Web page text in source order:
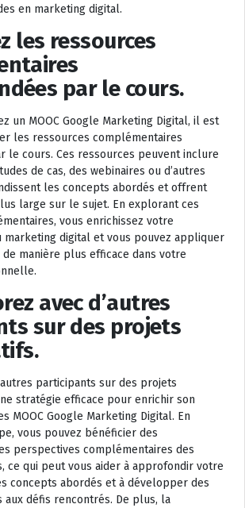
en marketing digital.
les ressources
par le cours.
un MOOC Google Marketing Digital, il est
les ressources complémentaires
le cours. Ces ressources peuvent inclure
de cas, des webinaires ou d’autres
les concepts abordés et offrent
large sur le sujet. En explorant ces
vous enrichissez votre
marketing digital et vous pouvez appliquer
de manière plus efficace dans votre
avec d’autres
sur des projets
participants sur des projets
stratégie efficace pour enrichir son
MOOC Google Marketing Digital. En
vous pouvez bénéficier des
perspectives complémentaires des
ce qui peut vous aider à approfondir votre
concepts abordés et à développer des
aux défis rencontrés. De plus, la